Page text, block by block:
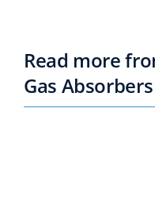
Read more
Gas